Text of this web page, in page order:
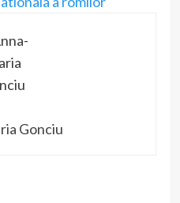
Gonciu